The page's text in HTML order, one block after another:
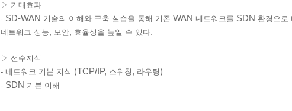
▷ 기대효과
- SD-WAN 기술의 이해와 구축 실습을 통해 기존 WAN 네트워크를 SDN 환경으로
네트워크 성능, 보안, 효율성을 높일 수 있다.
▷ 선수지식
- 네트워크 기본 지식 (TCP/IP, 스위칭 , 라우팅)
- SDN 기본 이해